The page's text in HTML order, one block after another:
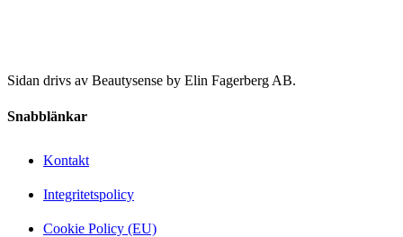
Sidan drivs av Beautysense by Elin Fagerberg AB.
Snabblänkar
Kontakt
Integritetspolicy
Cookie Policy (EU)